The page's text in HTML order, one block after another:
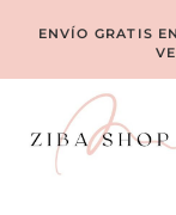
ENVÍO GRATIS